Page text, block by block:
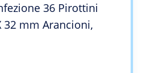
36 Pirottini
32 mm Arancioni,